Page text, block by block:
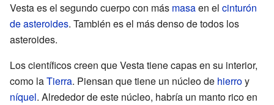
Vesta es el segundo cuerpo con más masaen el cinturón
de asteroides. También es el más denso de todos los
asteroides.
Los científicos creen que Vesta tiene capas en su interior,
como laTierra. Piensan que tiene un núcleo de hierroy
níquel. Alrededor de este núcleo, habría un manto rico en